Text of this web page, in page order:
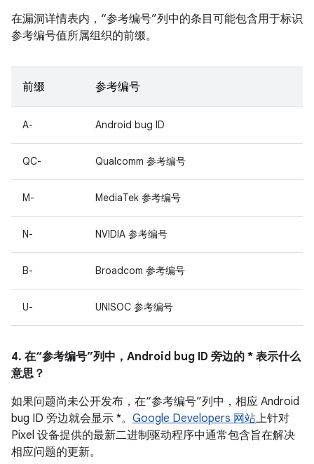
在漏洞详情表内，“参考编号”列中的条目可能包含用于标识
参考编号值所属组织的前缀。
前缀 参考编号
A- Android bug ID
QC- Qualcomm 参考编号
M- MediaTek 参考编号
N- NVIDIA 参考编号
B- Broadcom 参考编号
U- UNISOC 参考编号
4. 在“参考编号”列中，Android bug ID 旁边的 * 表示什么
意思？
如果问题尚未公开发布，在“参考编号”列中，相应 Android
bug ID 旁边就会显示 *。 Google Developers 网站上针对
Pixel 设备提供的最新二进制驱动程序中通常包含旨在解决
相应问题的更新。